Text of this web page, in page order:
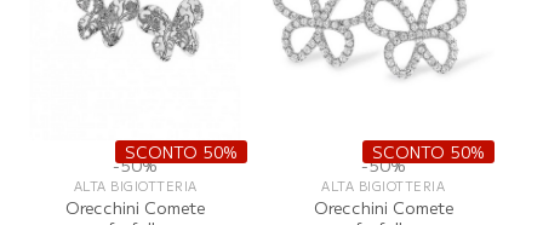
-50%
ALTA BIGIOTTERIA
Orecchini Comete
SCONTO 50%
-50%
ALTA BIGIOTTERIA
Orecchini Comete
SCONTO 50%